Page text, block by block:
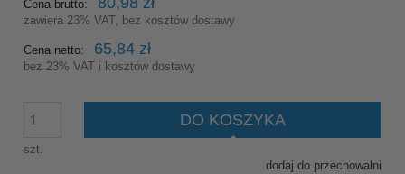
Cena brutto:
zawiera 23% VAT, bez kosztów dostawy
Cena netto: 65,84 zł
bez 23% VAT i kosztów dostawy
szt.
DO KOSZYKA
dodaj do przechowalni